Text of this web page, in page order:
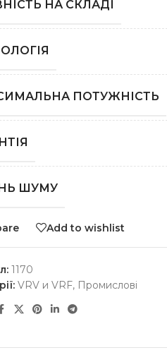
НА СКЛАДІ
ПОТУЖНІСТЬ
ШУМУ
Add to wishlist
1170
VRV и VRF, Промислові